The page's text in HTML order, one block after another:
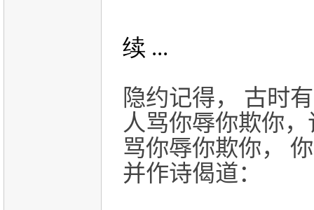
续 ...
隐约记得， 古时
人骂你辱你欺你
骂你辱你欺你，
并作诗偈道：